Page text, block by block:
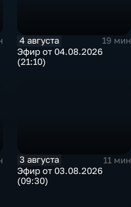
4 августа
19 мин
Эфир от 04.08.2026
(21:10)
3 августа
11 мин
Эфир от 03.08.2026
(09:30)